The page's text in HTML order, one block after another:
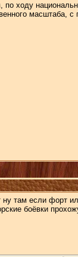
по ходу
масштаба, с
там если форт
боёвки